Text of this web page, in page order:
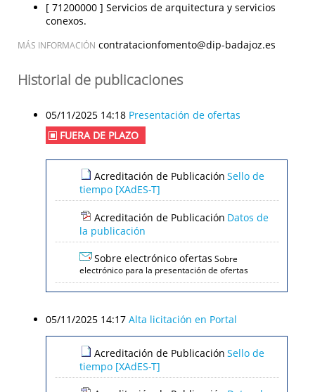
[ 71200000 ] Servicios de arquitectura y servicios
conexos.
MÁS INFORMACIÓN contratacionfomento@dip-badajoz.es
Historial de publicaciones
05/11/2025 14:18 Presentación de ofertas
FUERA DE PLAZO
Acreditación de Publicación Sello de
tiempo [XAdES-T]
Acreditación de Publicación Datos de
la publicación
Sobre electrónico ofertas Sobre
electrónico para la presentación de ofertas
05/11/2025 14:17 Alta licitación en Portal
Acreditación de Publicación Sello de
tiempo [XAdES-T]